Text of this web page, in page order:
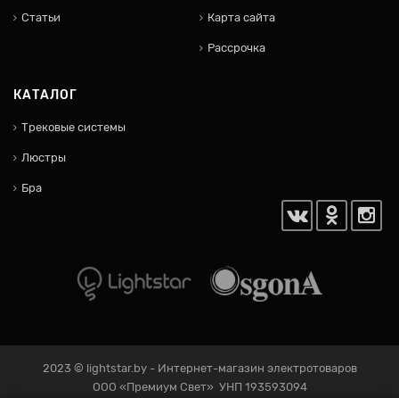
Статьи Карта сайта
Рассрочка
КАТАЛОГ
Трековые системы
Люстры
Бра
2023 © lightstar.by- Интернет-магазин электротоваров
ООО «Премиум Свет» УНП 193593094